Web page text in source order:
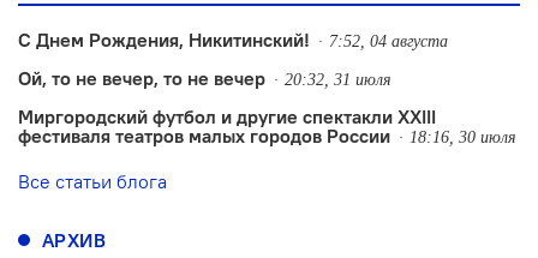
С Днем Рождения, Никитинский! 7:52, 04 августа
Ой, то не вечер, то не вечер 20:32, 31 июля
Миргородский футбол и другие спектакли XXIII
фестиваля театров малых городов России
18:16, 30 июля
Все статьи блога
АРХИВ